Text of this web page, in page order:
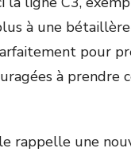
à une bétaillère
pour
à
rappelle une